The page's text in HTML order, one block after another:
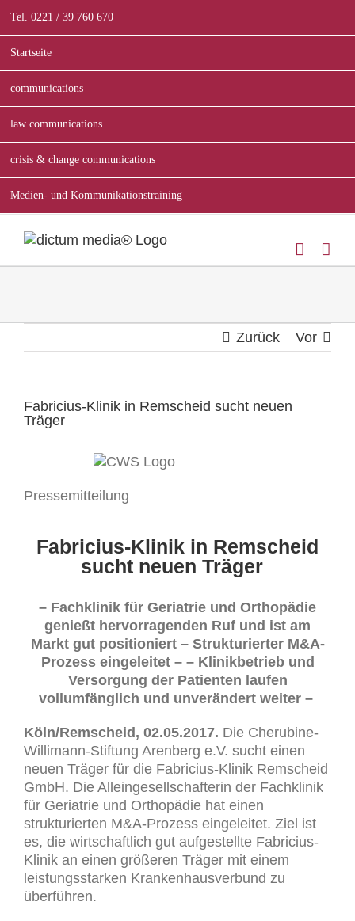
springen
Tel. 0221 / 39 760 670
Startseite
communications
law communications
crisis & change communications
Medien- und Kommunikationstraining
Zurück Vor
Fabricius-Klinik in Remscheid sucht neuen
Träger
Pressemitteilung
Fabricius-Klinik in Remscheid
sucht neuen Träger
– Fachklinik für Geriatrie und Orthopädie
genießt hervorragenden Ruf und ist am
Markt gut positioniert – Strukturierter M&A-
Prozess eingeleitet – – Klinikbetrieb und
Versorgung der Patienten laufen
vollumfänglich und unverändert weiter –
Köln/Remscheid, 02.05.2017. Die Cherubine-
Willimann-Stiftung Arenberg e.V. sucht einen
neuen Träger für die Fabricius-Klinik Remscheid
GmbH. Die Alleingesellschafterin der Fachklinik
für Geriatrie und Orthopädie hat einen
strukturierten M&A-Prozess eingeleitet. Ziel ist
es, die wirtschaftlich gut aufgestellte Fabricius-
Klinik an einen größeren Träger mit einem
leistungsstarken Krankenhausverbund zu
überführen.